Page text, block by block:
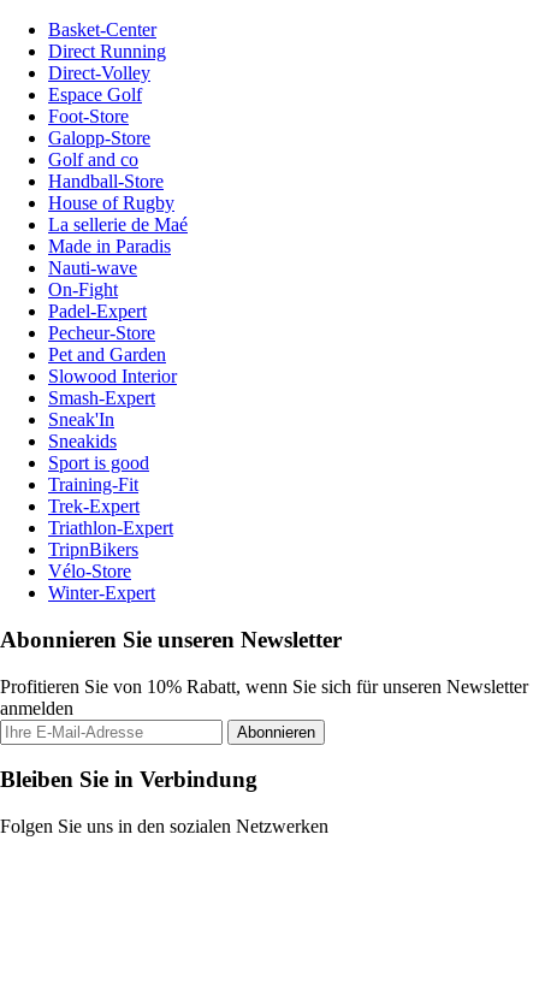
Basket-Center
Direct Running
Direct-Volley
Espace Golf
Foot-Store
Galopp-Store
Golf and co
Handball-Store
House of Rugby
La sellerie de Maé
Made in Paradis
Nauti-wave
On-Fight
Padel-Expert
Pecheur-Store
Pet and Garden
Slowood Interior
Smash-Expert
Sneak'In
Sneakids
Sport is good
Training-Fit
Trek-Expert
Triathlon-Expert
TripnBikers
Vélo-Store
Winter-Expert
Abonnieren Sie unseren Newsletter
Profitieren Sie von 10% Rabatt, wenn Sie sich für unseren Newsletter
anmelden
Abonnieren
Bleiben Sie in Verbindung
Folgen Sie uns in den sozialen Netzwerken